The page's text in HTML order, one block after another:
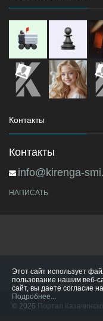
Контакты
Контакты
info@kirenga-
НАПИСАТЬ
© 2026 Портал
Этот сайт использует
пользование нашим веб-
сайт, вы даете согласие
Подробнее...